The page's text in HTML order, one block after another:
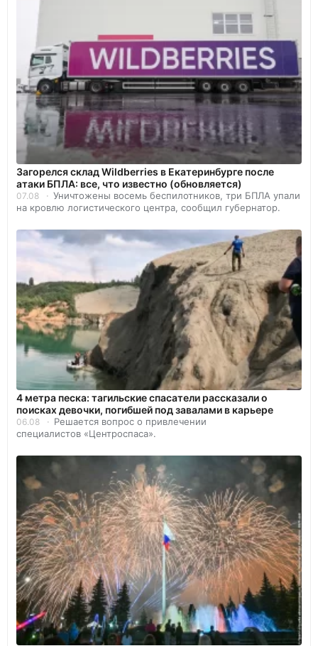
Загорелся склад Wildberries в Екатеринбурге после
атаки БПЛА: все, что известно (обновляется)
07.08
Уничтожены восемь беспилотников, три БПЛА упали
на кровлю логистического центра, сообщил губернатор.
4 метра песка: тагильские спасатели рассказали о
поисках девочки, погибшей под завалами в карьере
06.08
Решается вопрос о привлечении
специалистов «Центроспаса».